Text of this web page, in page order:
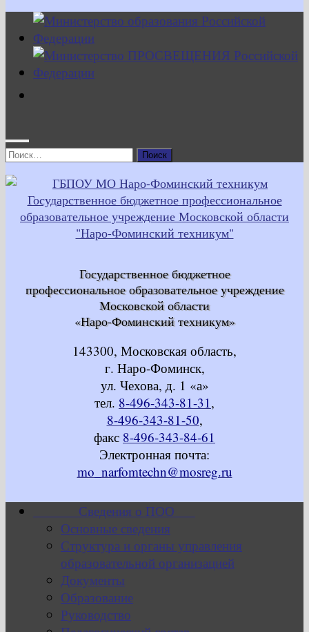
Найти:
Государственное бюджетное
профессиональное образовательное учреждение
Московской области
«Наро-Фоминский техникум»
143300, Московская область,
г. Наро-Фоминск,
ул. Чехова, д. 1 «а»
тел. 8-496-343-81-31,
8-496-343-81-50,
факс 8-496-343-84-61
Электронная почта:
mo_narfomtechn@mosreg.ru
Сведения о ПОО
Основные сведения
Структура и органы управления
образовательной организацией
Документы
Образование
Руководство